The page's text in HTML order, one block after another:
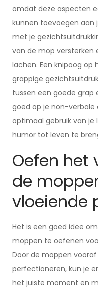
omdat deze aspecten
kunnen toevoegen aan
met je
van de mop versterken
lachen. Een knipoog
grappige
tussen een goede grap
goed op je non-
optimaal gebruik van
humor tot leven te
Oefen het
de
vloeiende
Het is een goed idee
moppen te oefenen
Door de moppen
perfectioneren, kun je
het juiste moment en